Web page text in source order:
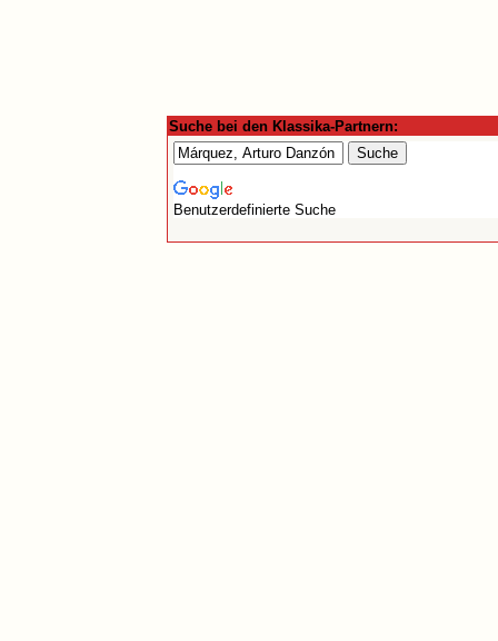
Suche bei den Klassika-Partnern:
Benutzerdefinierte Suche